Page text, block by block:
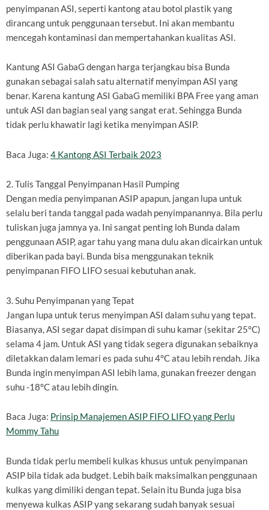
penyimpanan ASI, seperti kantong atau botol plastik yang
dirancang untuk penggunaan tersebut. Ini akan membantu
mencegah kontaminasi dan mempertahankan kualitas ASI.
Kantung ASI GabaG dengan harga terjangkau bisa Bunda
gunakan sebagai salah satu alternatif menyimpan ASI yang
benar. Karena kantung ASI GabaG memiliki BPA Free yang aman
untuk ASI dan bagian seal yang sangat erat. Sehingga Bunda
tidak perlu khawatir lagi ketika menyimpan ASIP.
Baca Juga: 4 Kantong ASI Terbaik 2023
2. Tulis Tanggal Penyimpanan Hasil Pumping
Dengan media penyimpanan ASIP apapun, jangan lupa untuk
selalu beri tanda tanggal pada wadah penyimpanannya. Bila perlu
tuliskan juga jamnya ya. Ini sangat penting loh Bunda dalam
penggunaan ASIP, agar tahu yang mana dulu akan dicairkan untuk
diberikan pada bayi. Bunda bisa menggunakan teknik
penyimpanan FIFO LIFO sesuai kebutuhan anak.
3. Suhu Penyimpanan yang Tepat
Jangan lupa untuk terus menyimpan ASI dalam suhu yang tepat.
Biasanya, ASI segar dapat disimpan di suhu kamar (sekitar 25°C)
selama 4 jam. Untuk ASI yang tidak segera digunakan sebaiknya
diletakkan dalam lemari es pada suhu 4°C atau lebih rendah. Jika
Bunda ingin menyimpan ASI lebih lama, gunakan freezer dengan
suhu -18°C atau lebih dingin.
Baca Juga: Prinsip Manajemen ASIP FIFO LIFO yang Perlu
Mommy Tahu
Bunda tidak perlu membeli kulkas khusus untuk penyimpanan
ASIP bila tidak ada budget. Lebih baik maksimalkan penggunaan
kulkas yang dimiliki dengan tepat. Selain itu Bunda juga bisa
menyewa kulkas ASIP yang sekarang sudah banyak sesuai